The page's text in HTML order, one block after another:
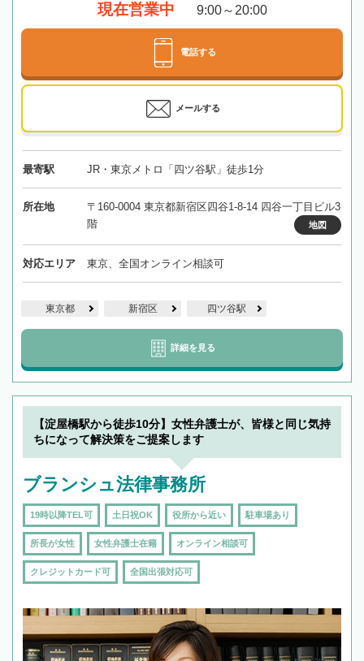
現在営業中 9:00～20:00
電話する
メールする
最寄駅 JR・東京メトロ「四ツ谷駅」徒歩1分
所在地
〒160-0004 東京都新宿区四谷1-8-14 四谷一丁目ビル3
階
地図
対応エリア 東京、全国オンライン相談可
東京都 新宿区 四ツ谷駅
詳細を見る
【淀屋橋駅から徒歩10分】女性弁護士が、皆様と同じ気持
ちになって解決策をご提案します
ブランシュ法律事務所
19時以降TEL可 土日祝OK 役所から近い 駐車場あり
所長が女性 女性弁護士在籍 オンライン相談可
クレジットカード可 全国出張対応可